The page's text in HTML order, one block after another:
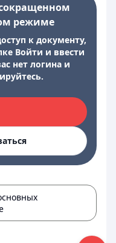
режиме
к документу,
Войти и ввести
нет логина и